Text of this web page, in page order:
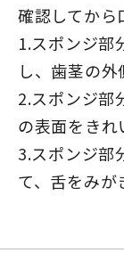
確認してから
1.スポンジ部
し、歯茎の外
2.スポンジ部
の表面をきれ
3.スポンジ部
て、舌をみが